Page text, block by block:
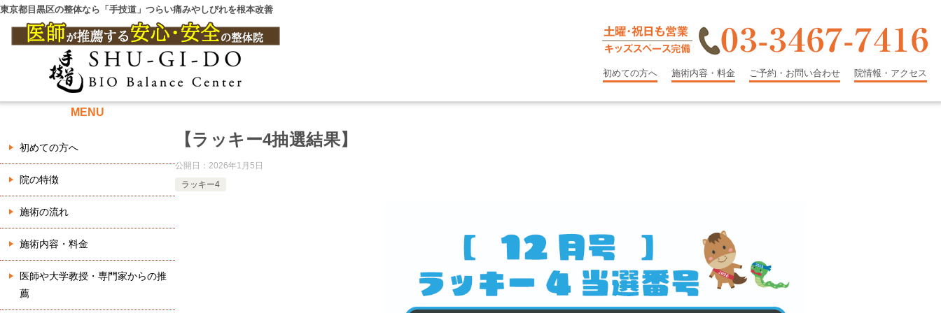
東京都目黒区の整体なら「手技道」つらい痛みやしびれを根本改善
初めての方へ 施術内容・料金 ご予約・お問い合わせ 院情報・アクセス
【ラッキー4抽選結果】
公開日： 2026年1月5日
ラッキー4
MENU
初めての方へ
院の特徴
施術の流れ
施術内容・料金
医師や大学教授・専門家からの推
薦